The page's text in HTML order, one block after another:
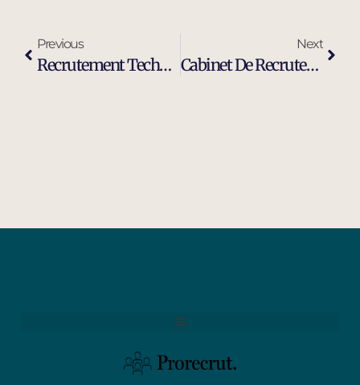
Previous
Recrutement Technicien De Maintenance Industrielle À Aubagne
Next
Cabinet De Recrutement Cadres Et Dirigeants À Arles